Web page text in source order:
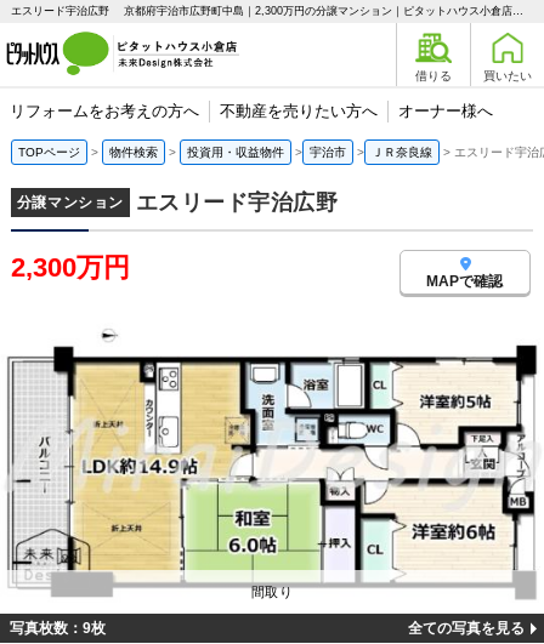
エスリード宇治広野 京都府宇治市広野町中島｜2,300万円の分譲マンション｜ピタットハウス小倉店 未来Design株式会社
借りる 買いたい
リフォームをお考えの方へ 不動産を売りたい方へ オーナー様へ
TOPページ 物件検索 投資用・収益物件 宇治市 ＪＲ奈良線 エスリード宇
分譲マンション エスリード宇治広野
2,300万円 MAPで確認
間取り
写真枚数：9枚 全ての写真を見る